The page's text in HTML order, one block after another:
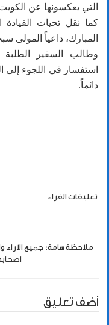
التي يعكسونها عن
كما نقل تحيات
المبارك، داعياً المولى
وطالب السفير
استفسار في اللجوء إلى
دائماً.
تعليقات القراء
ملاحظة هامة: جميع الاراء
أضف تعليق